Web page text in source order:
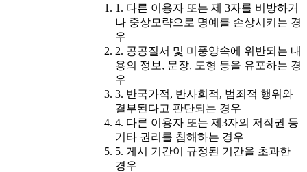
1. 다른 이용자 또는 제 3자를 비방하거
나 중상모략으로 명예를 손상시키는 경
우
2. 공공질서 및 미풍양속에 위반되는 내
용의 정보, 문장, 도형 등을 유포하는 경
우
3. 반국가적, 반사회적, 범죄적 행위와
결부된다고 판단되는 경우
4. 다른 이용자 또는 제3자의 저작권 등
기타 권리를 침해하는 경우
5. 게시 기간이 규정된 기간을 초과한
경우